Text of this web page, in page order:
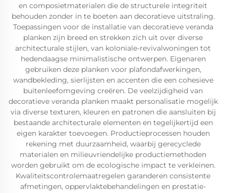
en composietmaterialen die de structurele integriteit
behouden zonder in te boeten aan decoratieve uitstraling.
Toepassingen voor de installatie van decoratieve veranda
planken zijn breed en strekken zich uit over diverse
architecturale stijlen, van koloniale-revivalwoningen tot
hedendaagse minimalistische ontwerpen. Eigenaren
gebruiken deze planken voor plafondafwerkingen,
wandbekleding, sierlijsten en accenten die een cohesieve
buitenleefomgeving creëren. De veelzijdigheid van
decoratieve veranda planken maakt personalisatie mogelijk
via diverse texturen, kleuren en patronen die aansluiten bij
bestaande architecturale elementen en tegelijkertijd een
eigen karakter toevoegen. Productieprocessen houden
rekening met duurzaamheid, waarbij gerecyclede
materialen en milieuvriendelijke productiemethoden
worden gebruikt om de ecologische impact te verkleinen.
Kwaliteitscontrolemaatregelen garanderen consistente
afmetingen, oppervlaktebehandelingen en prestatie-